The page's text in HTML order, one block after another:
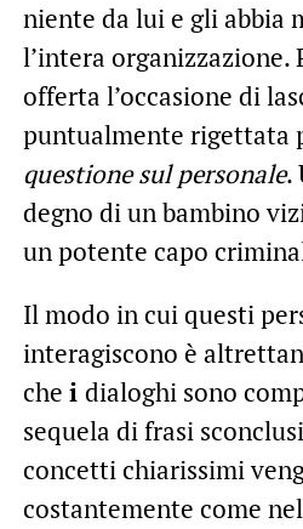
niente da lui e gli abbia
l’intera
offerta l’occasione di
puntualmente rigettata
questione sul personale.
degno di un bambino
un potente capo
Il modo in cui questi
interagiscono è
che i dialoghi sono
sequela di frasi
concetti chiarissimi
costantemente come